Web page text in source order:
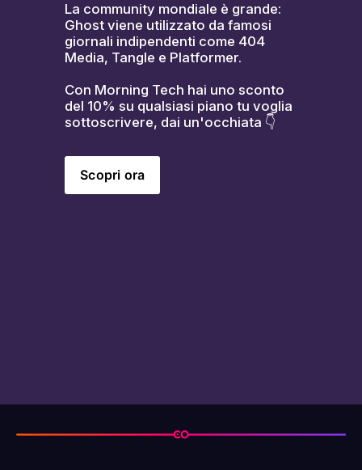
La community mondiale è grande:
Ghost viene utilizzato da famosi
giornali indipendenti come 404
Media, Tangle e Platformer.
Con Morning Tech hai uno sconto
del 10% su qualsiasi piano tu voglia
sottoscrivere, dai un'occhiata 👇
Scopri ora